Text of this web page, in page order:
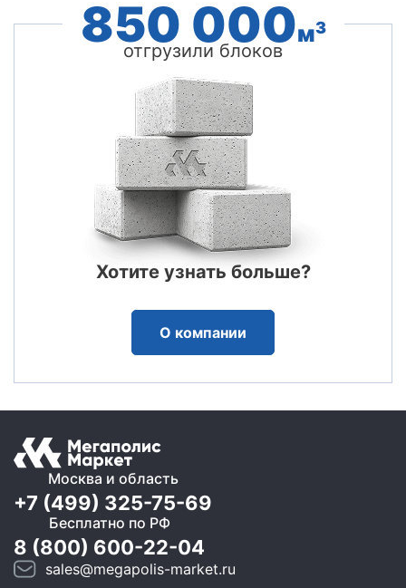
850 000м3
отгрузили блоков
Хотите узнать больше?
О компании
Москва и область
+7 (499) 325-75-69
Бесплатно по РФ
8 (800) 600-22-04
sales@megapolis-market.ru